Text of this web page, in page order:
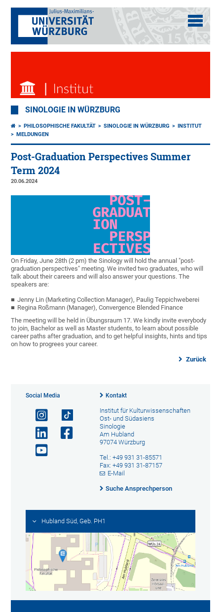
SINOLOGIE IN WÜRZBURG
PHILOSOPHISCHE FAKULTÄT SINOLOGIE IN WÜRZBURG
INSTITUT
MELDUNGEN
Post-Graduation Perspectives Summer
Term 2024
20.06.2024
On Friday, June 28th (2 pm) the Sinology will hold the annual "post-
graduation perspectives" meeting. We invited two graduates, who will
talk about their careers and will also answer your questions. The
speakers are:
Jenny Lin (Marketing Collection Manager), Paulig Teppichweberei
Regina Roßmann (Manager), Convergence Blended Finance
The meeting will be held in Übungsraum 17. We kindly invite everybody
to join, Bachelor as well as Master students, to learn about possible
career paths after graduation, and to get helpful insights, hints and tips
on how to progrees your career.
Zurück
Social Media Kontakt
Institut für Kulturwissenschaften
Ost- und Südasiens
Sinologie
Am Hubland
97074 Würzburg
Tel.: +49 931 31-85571
Fax: +49 931 31-87157
E-Mail
Suche Ansprechperson
Hubland Süd, Geb. PH1